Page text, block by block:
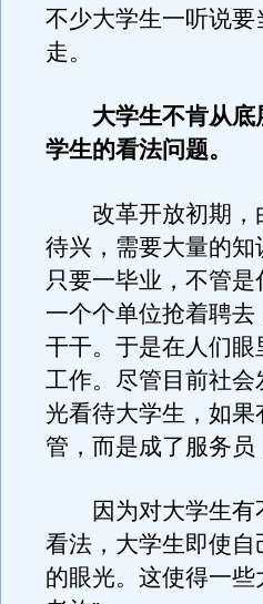
不少大学生一听说
走。
大学生不肯从底
学生的看法问题。
改革开放初期，
待兴，需要大量的
只要一毕业，不管
一个个单位抢着聘
干干。于是在人们
工作。尽管目前社
光看待大学生，如
管，而是成了服务员
因为对大学生有不
看法，大学生即使
的眼光。这使得一些